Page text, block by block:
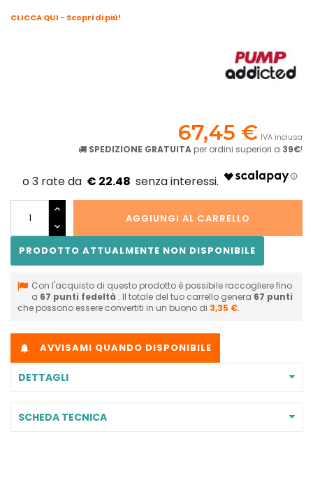
CLICCA QUI - Scopri di più!
67,45 € IVA inclusa
SPEDIZIONE GRATUITA per ordini superiori a 39€!
€ 22.48
AGGIUNGI AL CARRELLO
PRODOTTO ATTUALMENTE NON DISPONIBILE
Con l'acquisto di questo prodotto è possibile raccogliere fino
a 67 punti fedeltà . Il totale del tuo carrello genera 67 punti
che possono essere convertiti in un buono di 3,35 €.
 AVVISAMI QUANDO DISPONIBILE
DETTAGLI
SCHEDA TECNICA